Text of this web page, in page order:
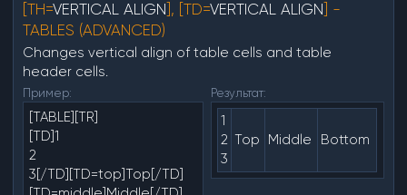
[TH=VERTICAL ALIGN ], [TD=VERTICAL ALIGN ] -
TABLES (ADVANCED)
Changes vertical align of table cells and table
header cells.
Пример:
[TABLE][TR]
[TD]1
2
3[/TD][TD=top]Top[/TD]
Результат:
1
2
3
Top Middle Bottom